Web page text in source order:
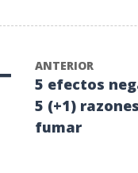
ANTERIOR
5 efectos
5 (+1)
fumar